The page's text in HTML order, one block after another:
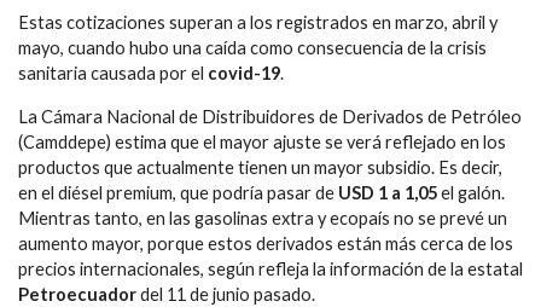
Estas cotizaciones superan a los registrados en marzo, abril y
mayo, cuando hubo una caída como consecuencia de la crisis
sanitaria causada por el covid-19.
La Cámara Nacional de Distribuidores de Derivados de Petróleo
(Camddepe) estima que el mayor ajuste se verá reflejado en los
productos que actualmente tienen un mayor subsidio. Es decir,
en el diésel premium, que podría pasar de USD 1 a 1,05el galón.
Mientras tanto, en las gasolinas extra y ecopaís no se prevé un
aumento mayor, porque estos derivados están más cerca de los
precios internacionales, según refleja la información de la estatal
Petroecuadordel 11 de junio pasado.